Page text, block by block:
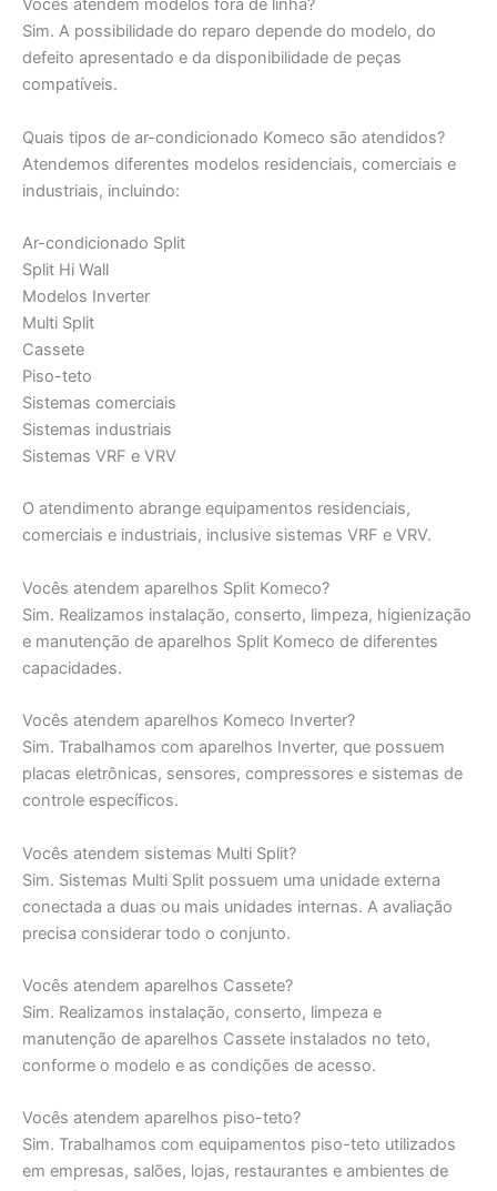
Vocês atendem modelos fora de linha?
Sim. A possibilidade do reparo depende do modelo, do
defeito apresentado e da disponibilidade de peças
compatíveis.
Quais tipos de ar-condicionado Komeco são atendidos?
Atendemos diferentes modelos residenciais, comerciais e
industriais, incluindo:
Ar-condicionado Split
Split Hi Wall
Modelos Inverter
Multi Split
Cassete
Piso-teto
Sistemas comerciais
Sistemas industriais
Sistemas VRF e VRV
O atendimento abrange equipamentos residenciais,
comerciais e industriais, inclusive sistemas VRF e VRV.
Vocês atendem aparelhos Split Komeco?
Sim. Realizamos instalação, conserto, limpeza, higienização
e manutenção de aparelhos Split Komeco de diferentes
capacidades.
Vocês atendem aparelhos Komeco Inverter?
Sim. Trabalhamos com aparelhos Inverter, que possuem
placas eletrônicas, sensores, compressores e sistemas de
controle específicos.
Vocês atendem sistemas Multi Split?
Sim. Sistemas Multi Split possuem uma unidade externa
conectada a duas ou mais unidades internas. A avaliação
precisa considerar todo o conjunto.
Vocês atendem aparelhos Cassete?
Sim. Realizamos instalação, conserto, limpeza e
manutenção de aparelhos Cassete instalados no teto,
conforme o modelo e as condições de acesso.
Vocês atendem aparelhos piso-teto?
Sim. Trabalhamos com equipamentos piso-teto utilizados
em empresas, salões, lojas, restaurantes e ambientes de